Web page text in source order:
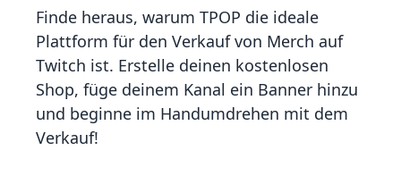
Finde heraus, warum TPOP die ideale
Plattform für den Verkauf von Merch auf
Twitch ist. Erstelle deinen kostenlosen
Shop, füge deinem Kanal ein Banner hinzu
und beginne im Handumdrehen mit dem
Verkauf!